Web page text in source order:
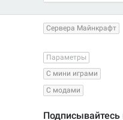
Сервера Майнкрафт
Параметры
С мини играми
С модами
Подписывайтесь